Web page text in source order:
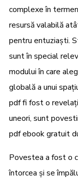
complexe în
resursă valabilă
pentru entuziaști.
sunt în special
modului în care
globală a unui
pdf fi fost o
uneori, sunt
pdf ebook gratuit
Povestea a fost o
întorcea și se